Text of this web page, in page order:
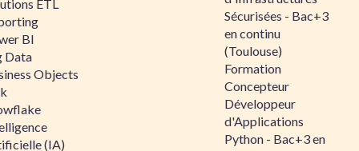
ETL
BI
Data
Objects
(IA)
Sécurisées - Bac+3
en continu
(Toulouse)
Formation
Concepteur
Développeur
d'Applications
Python - Bac+3 en